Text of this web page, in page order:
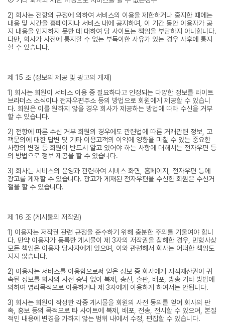
2) 회사는 전항의 규정에 의하여 서비스의 이용을 제한하거나 중지한 때에는
내용 및 시간을 홈페이지나 서비스 내에 공지하며, 이 기간 동안 이용자가 공
지 내용을 인지하지 못한 데 대하여 당 사이트는 책임을 부담하지 아니합니다.
다만, 회사가 사전에 통지할 수 없는 부득이한 사유가 있는 경우 사후에 통지
할 수 있습니다.
제 15 조 (정보의 제공 및 광고의 게재)
1) 회사는 회원이 서비스 이용 중 필요하다고 인정되는 다양한 정보를 라이트
브라더스 소식이나 전자우편주소 등의 방법으로 회원에게 제공할 수 있습니
다. 회원은 이를 원하지 않을 경우 회사가 제공하는 방법에 따라 수신을 거부
할 수 있습니다.
2) 전항에 따른 수신 거부 회원의 경우에도 관련법에 따른 거래관련 정보, 고
객문의에 대한 답변 및 기타 이용고객의 이익에 영향을 미칠 수 있는 중요한
사항의 변경 등 회원이 반드시 알고 있어야 하는 사항에 대해서는 전자우편 등
의 방법으로 정보 제공을 할 수 있습니다.
3) 회사는 서비스의 운영과 관련하여 서비스 화면, 홈페이지, 전자우편 등에
광고를 게재할 수 있습니다. 광고가 게재된 전자우편을 수신한 회원은 수신거
절을 할 수 있습니다.
제 16 조 (게시물의 저작권)
1) 이용자는 저작권 관련 규정을 준수하기 위해 충분한 주의를 기울여야 합니
다. 만약 이용자가 등록한 게시물이 제 3자의 저작권을 침해한 경우, 민형사상
모든 책임은 이용자 당사자에게 있으며, 이와 관련해서 회사는 어떠한 책임도
지지 않습니다.
2) 이용자는 서비스를 이용함으로써 얻은 정보 중 회사에게 지적재산권이 귀
속된 정보를 회사의 사전 승낙 없이 복제, 송신, 출판, 배포, 방송 기타 방법에
의하여 영리목적으로 이용하거나 제 3자에게 이용하게 하여서는 안됩니다.
3) 회사는 회원이 작성한 각종 게시물을 회원의 사전 동의를 얻어 회사의 판
촉, 홍보 등의 목적으로 타 사이트에 복제, 배포, 전송, 전시할 수 있으며, 본질
적인 내용에 변경을 가하지 않는 범위 내에서 수정, 편집할 수 있습니다.